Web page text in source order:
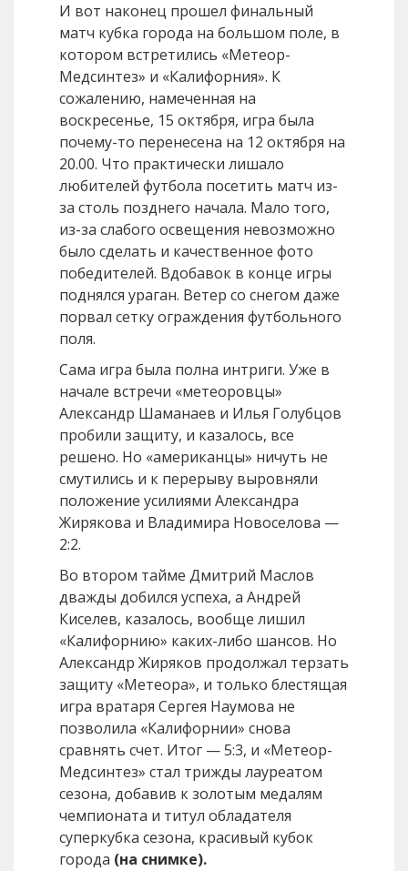
И вот наконец прошел финальный
матч кубка города на большом поле, в
котором встретились «Метеор-
Медсинтез» и «Калифорния». К
сожалению, намеченная на
воскресенье, 15 октября, игра была
почему-то перенесена на 12 октября на
20.00. Что практически лишало
любителей футбола посетить матч из-
за столь позднего начала. Мало того,
из-за слабого освещения невозможно
было сделать и качественное фото
победителей. Вдобавок в конце игры
поднялся ураган. Ветер со снегом даже
порвал сетку ограждения футбольного
поля.
Сама игра была полна интриги. Уже в
начале встречи «метеоровцы»
Александр Шаманаев и Илья Голубцов
пробили защиту, и казалось, все
решено. Но «американцы» ничуть не
смутились и к перерыву выровняли
положение усилиями Александра
Жирякова и Владимира Новоселова —
2:2.
Во втором тайме Дмитрий Маслов
дважды добился успеха, а Андрей
Киселев, казалось, вообще лишил
«Калифорнию» каких-либо шансов. Но
Александр Жиряков продолжал терзать
защиту «Метеора», и только блестящая
игра вратаря Сергея Наумова не
позволила «Калифорнии» снова
сравнять счет. Итог — 5:3, и «Метеор-
Медсинтез» стал трижды лауреатом
сезона, добавив к золотым медалям
чемпионата и титул обладателя
суперкубка сезона, красивый кубок
города (на снимке).